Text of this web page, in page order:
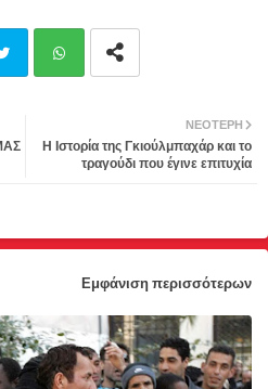
atsa
ΝΕΌΤΕΡΗ
Η Ιστορία της Γκιούλμπαχάρ και το
τραγούδι που έγινε επιτυχία
Εμφάνιση περισσότερων